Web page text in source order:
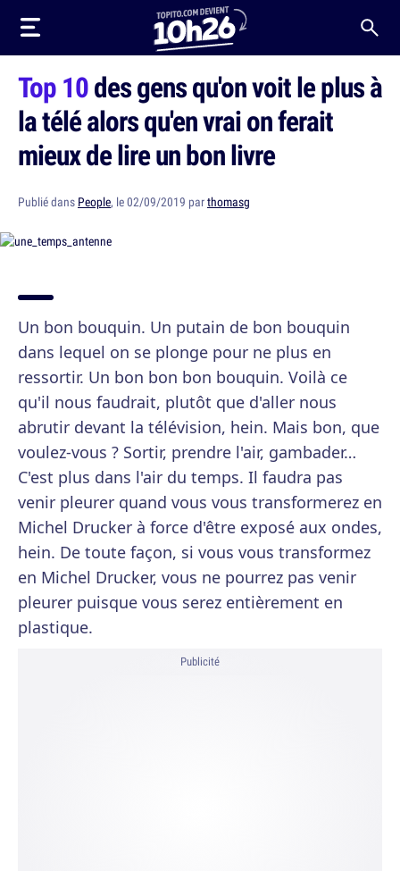
Top 10des gens qu'on voit le plus à
la télé alors qu'en vrai on ferait
mieux de lire un bon livre
Publié dans People, le 02/09/2019 parthomasg
Un bon bouquin. Un putain de bon bouquin
dans lequel on se plonge pour ne plus en
ressortir. Un bon bon bon bouquin. Voilà ce
qu'il nous faudrait, plutôt que d'aller nous
abrutir devant la télévision, hein. Mais bon, que
voulez-vous ? Sortir, prendre l'air, gambader…
C'est plus dans l'air du temps. Il faudra pas
venir pleurer quand vous vous transformerez en
Michel Drucker à force d'être exposé aux ondes,
hein. De toute façon, si vous vous transformez
en Michel Drucker, vous ne pourrez pas venir
pleurer puisque vous serez entièrement en
plastique.
Publicité